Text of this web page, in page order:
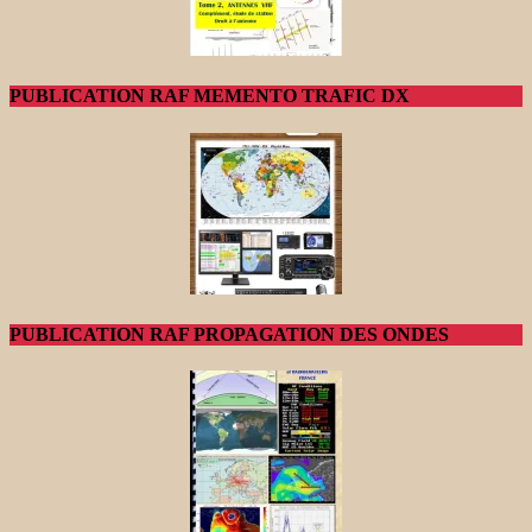
PUBLICATION RAF MEMENTO TRAFIC DX
PUBLICATION RAF PROPAGATION DES ONDES